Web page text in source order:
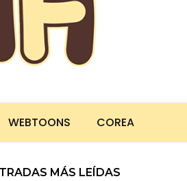
WEBTOONS COREA
MÁS LEÍDAS